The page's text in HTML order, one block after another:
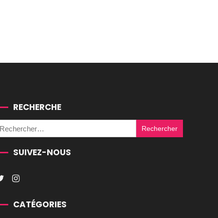
RECHERCHE
Rechercher :
SUIVEZ-NOUS
CATÉGORIES